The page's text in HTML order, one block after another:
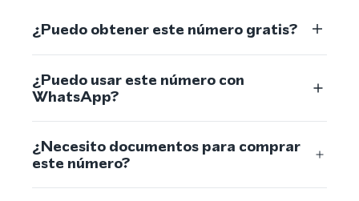
¿Puedo obtener este número gratis?
¿Puedo usar este número con
WhatsApp?
¿Necesito documentos para comprar
este número?